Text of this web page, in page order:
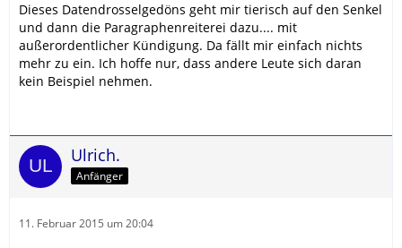
Dieses Datendrosselgedöns geht mir tierisch auf den Senkel
und dann die Paragraphenreiterei dazu.... mit
außerordentlicher Kündigung. Da fällt mir einfach nichts
mehr zu ein. Ich hoffe nur, dass andere Leute sich daran
kein Beispiel nehmen.
Ulrich.
Anfänger
11. Februar 2015 um 20:04